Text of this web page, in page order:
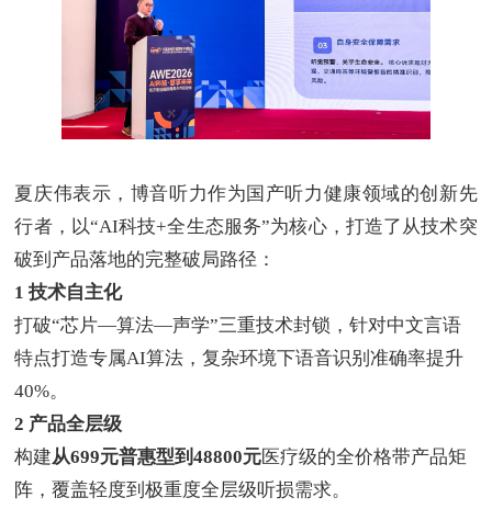
夏庆伟表示，博音听力作为国产听力健康领域的创新先
行者，以“AI科技+全生态服务”为核心，打造了从技术突
破到产品落地的完整破局路径：
1技术自主化
打破“芯片—算法—声学”三重技术封锁，针对中文言语
特点打造专属AI算法，复杂环境下语音识别准确率提升
40%。
2 产品全层级
构建从699元普惠型到48800元医疗级的全价格带产品矩
阵，覆盖轻度到极重度全层级听损需求。